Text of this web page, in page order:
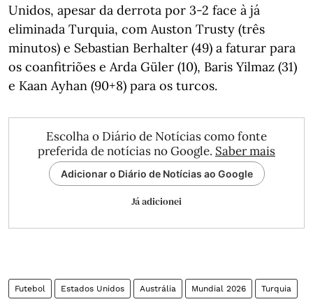
Unidos, apesar da derrota por 3-2 face à já
eliminada Turquia, com Auston Trusty (três
minutos) e Sebastian Berhalter (49) a faturar para
os coanfitriões e Arda Güler (10), Baris Yilmaz (31)
e Kaan Ayhan (90+8) para os turcos.
Escolha o Diário de Notícias como fonte
preferida de notícias no Google. Saber mais
Adicionar o Diário de Notícias ao Google
Já adicionei
Futebol Estados Unidos Austrália Mundial 2026 Turquia